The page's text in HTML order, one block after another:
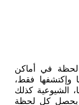
لحظة في أماكن
وإكتشفها فقط،
الشيوعية كذلك
يحصل كل لحظة